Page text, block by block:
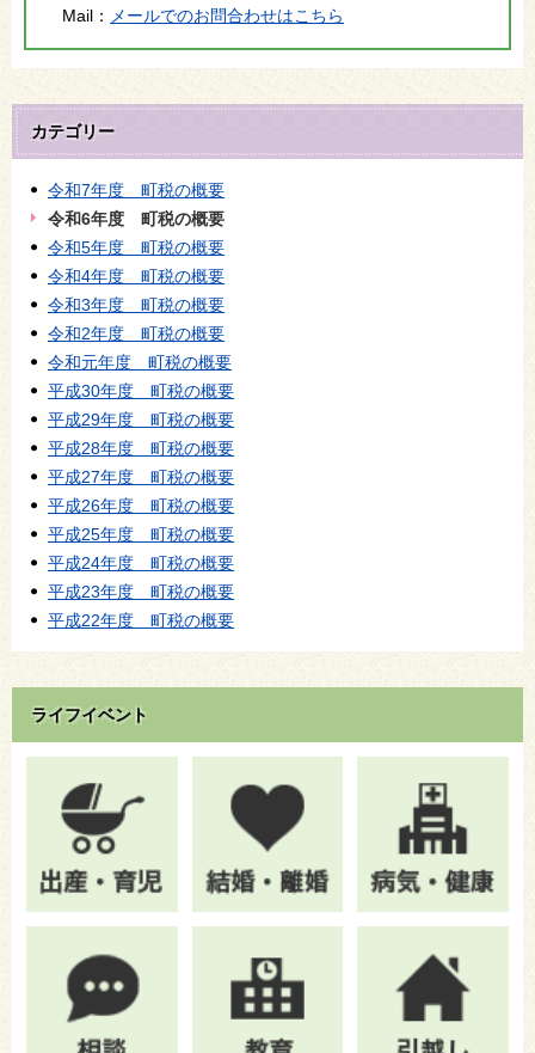
Mail： メールでのお問合わせはこちら
カテゴリー
令和7年度 町税の概要
令和6年度 町税の概要
令和5年度 町税の概要
令和4年度 町税の概要
令和3年度 町税の概要
令和2年度 町税の概要
令和元年度 町税の概要
平成30年度 町税の概要
平成29年度 町税の概要
平成28年度 町税の概要
平成27年度 町税の概要
平成26年度 町税の概要
平成25年度 町税の概要
平成24年度 町税の概要
平成23年度 町税の概要
平成22年度 町税の概要
ライフイベント